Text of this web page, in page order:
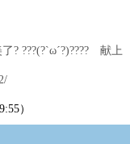
? ???(?`ω´?)???? 献上
）